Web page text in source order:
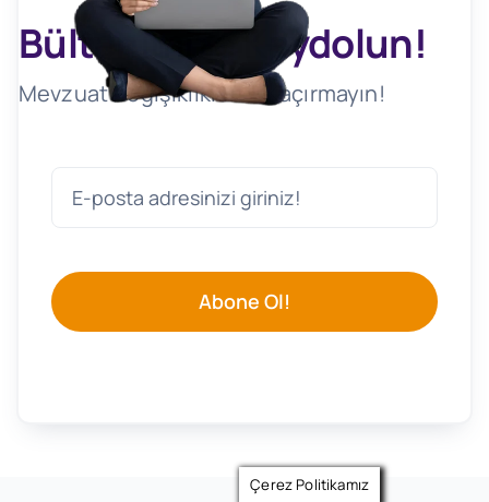
Bültenimize Kaydolun!
Mevzuat Değişikliklerini Kaçırmayın!
Abone Ol!
Çerez Politikamız